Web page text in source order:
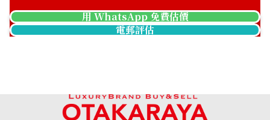
用 WhatsApp 免費估價
電郵評估